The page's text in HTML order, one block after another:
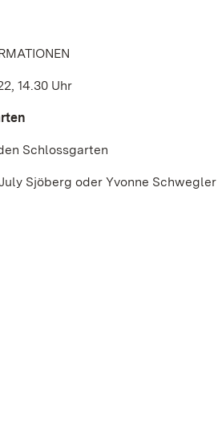
14.30 Uhr
Schlossgarten
Sjöberg oder Yvonne Schwegler